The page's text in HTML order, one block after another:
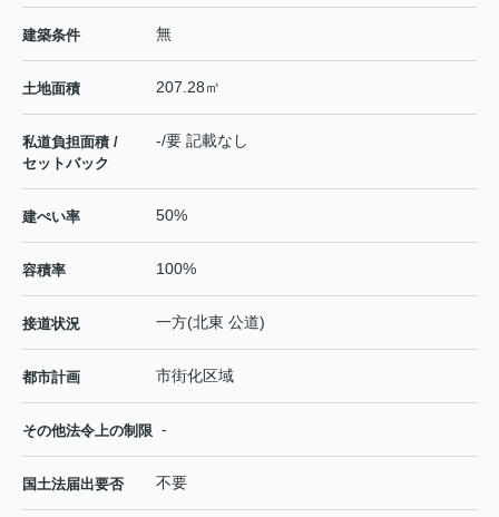
建築条件 無
土地面積 207.28㎡
私道負担面積 /
セットバック
-/要 記載なし
建ぺい率 50%
容積率 100%
接道状況 一方(北東 公道)
都市計画 市街化区域
その他法令上の制限 -
国土法届出要否 不要